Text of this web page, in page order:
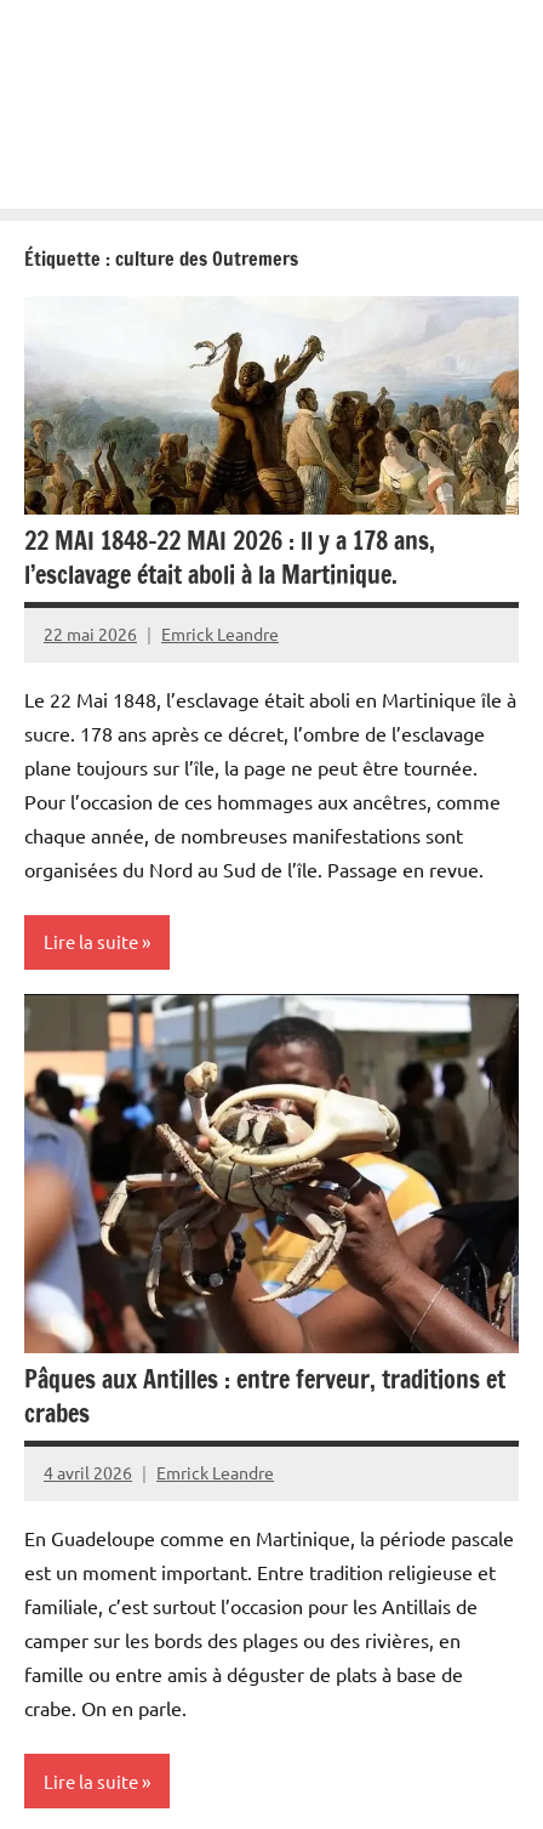
Étiquette :culture des Outremers
22 MAI 1848-22 MAI 2026 : ll y a 178 ans,
l’esclavage était aboli à la Martinique.
22 mai 2026 Emrick Leandre
Le 22 Mai 1848, l’esclavage était aboli en Martinique île à
sucre. 178 ans après ce décret, l’ombre de l’esclavage
plane toujours sur l’île, la page ne peut être tournée.
Pour l’occasion de ces hommages aux ancêtres, comme
chaque année, de nombreuses manifestations sont
organisées du Nord au Sud de l’île. Passage en revue.
Lire la suite
Guyane
Blog
Culture
Esclavage
France
Histoire
Martinique
Outremer
Société
Pâques aux Antilles : entre ferveur, traditions et
crabes
4 avril 2026 Emrick Leandre
En Guadeloupe comme en Martinique, la période pascale
est un moment important. Entre tradition religieuse et
familiale, c’est surtout l’occasion pour les Antillais de
camper sur les bords des plages ou des rivières, en
famille ou entre amis à déguster de plats à base de
crabe. On en parle.
Lire la suite